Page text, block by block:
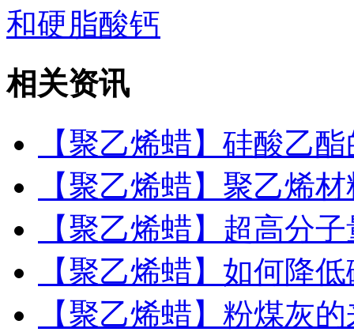
和硬脂酸钙
相关资讯
【聚乙烯蜡】硅酸乙
【聚乙烯蜡】聚乙烯
【聚乙烯蜡】超高分
【聚乙烯蜡】如何降
【聚乙烯蜡】粉煤灰